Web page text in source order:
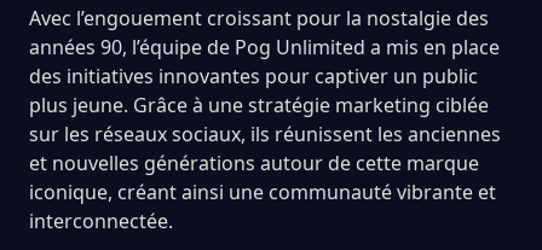
Avec l’engouement croissant pour la nostalgie des
années 90, l’équipe de Pog Unlimited a mis en place
des initiatives innovantes pour captiver un public
plus jeune. Grâce à une stratégie marketing ciblée
sur les réseaux sociaux, ils réunissent les anciennes
et nouvelles générations autour de cette marque
iconique, créant ainsi une communauté vibrante et
interconnectée.